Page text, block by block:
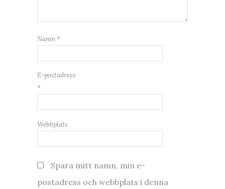
Namn *
E-postadress
*
Webbplats
Spara mitt namn, min e-
postadress och webbplats i denna